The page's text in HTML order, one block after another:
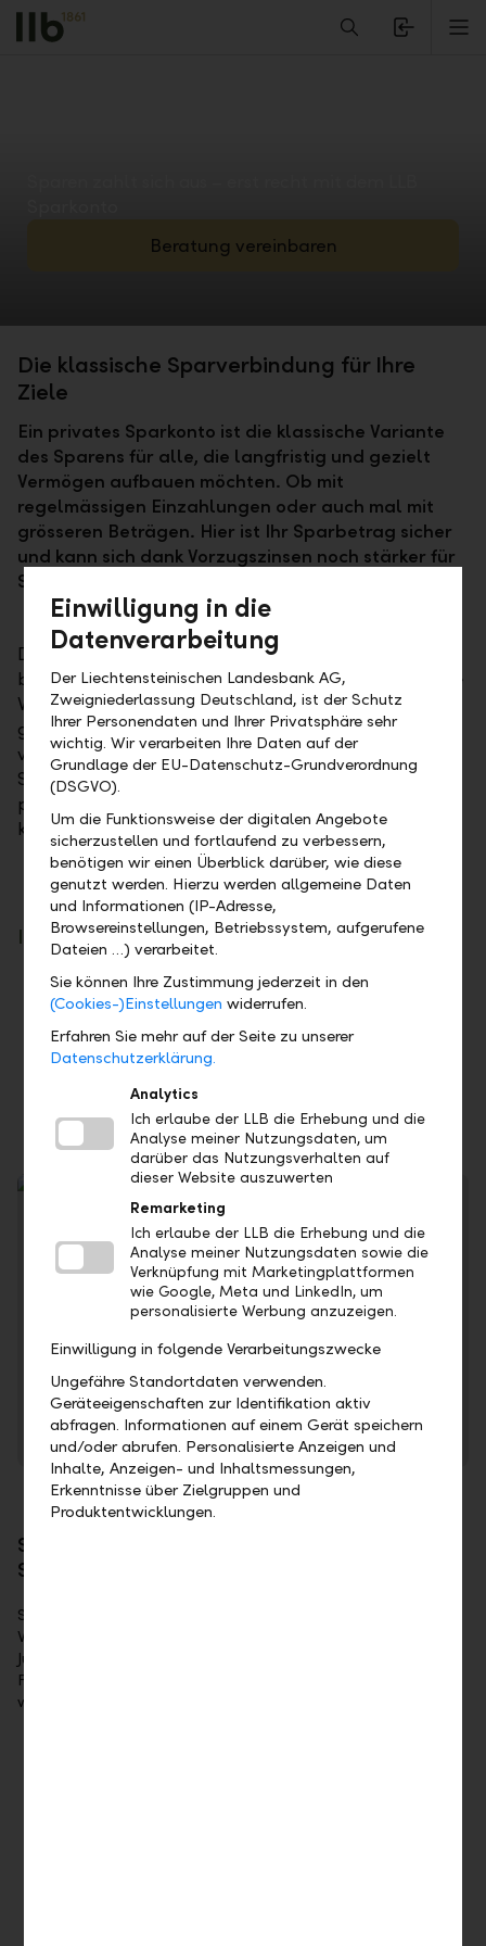
Alerts.Headline
Beratung vereinbaren
Die klassische Sparverbindung für Ihre
Ziele
Ein privates Sparkonto ist die klassische Variante
des Sparens für alle, die langfristig und gezielt
Vermögen aufbauen möchten. Ob mit
regelmässigen Einzahlungen oder auch mal mit
grösseren Beträgen. Hier ist Ihr Sparbetrag sicher
und kann sich dank Vorzugszinsen noch stärker für
Sie auszahlen.
Das Sparkonto eignet sich für Privatpersonen und
bildet die Basis für eine zinstragende und langfristige
Vermögensbildung. So lassen sich Träume erfüllen,
grössere Anschaffungen finanzieren oder fürs Alter
vorsorgen. Das gilt vor allem für das regelmässige
Sparen. Als ideale Ergänzung zu Ihrem Privatkonto
profitieren Sie von einer höheren Verzinsung und
kostenloser Kontoführung.
Ihre Vorteile
Höhere Verzinsung als beim Privatkonto und
noch attraktivere Verzinsung in Verbindung
mit LLB Daily
Günstig: Kostenlose Kontoführung
Transparent: Jährlicher Kontoauszug
Informieren Sie sich über die aktuellen Sollzinsen für nicht
eingeräumte Kontoüberziehungen.
Zu den Konditionen
Sparen schafft Möglichkeiten und bietet
Sicherheit
Sparen hilft Wünsche zu erfüllen oder aktiv die eigene
Vorsorge auszubauen. Das gilt auch für heranwachsende
Jugendliche, die mit einem eigenen Konto lernen, mit ihren
Finanzen verantwortlich umzugehen. Informieren Sie sich
weiter zu unseren Alternativen zum Sparkonto.
Einwilligung in die
Datenverarbeitung
Der Liechtensteinischen Landesbank AG,
Zweigniederlassung Deutschland, ist der Schutz
Ihrer Personendaten und Ihrer Privatsphäre sehr
wichtig. Wir verarbeiten Ihre Daten auf der
Grundlage der EU-Datenschutz-Grundverordnung
(DSGVO).
Um die Funktionsweise der digitalen Angebote
sicherzustellen und fortlaufend zu verbessern,
benötigen wir einen Überblick darüber, wie diese
genutzt werden. Hierzu werden allgemeine Daten
und Informationen (IP-Adresse,
Browsereinstellungen, Betriebssystem, aufgerufene
Dateien …) verarbeitet.
Sie können Ihre Zustimmung jederzeit in den
(Cookies-)Einstellungen widerrufen.
Erfahren Sie mehr auf der Seite zu unserer
Datenschutzerklärung.
Analytics
Ich erlaube der LLB die Erhebung und die
Analyse meiner Nutzungsdaten, um
darüber das Nutzungsverhalten auf
dieser Website auszuwerten
Remarketing
Ich erlaube der LLB die Erhebung und die
Analyse meiner Nutzungsdaten sowie die
Verknüpfung mit Marketingplattformen
wie Google, Meta und LinkedIn, um
personalisierte Werbung anzuzeigen.
Einwilligung in folgende Verarbeitungszwecke
Ungefähre Standortdaten verwenden.
Geräteeigenschaften zur Identifikation aktiv
abfragen. Informationen auf einem Gerät speichern
und/oder abrufen. Personalisierte Anzeigen und
Inhalte, Anzeigen- und Inhaltsmessungen,
Erkenntnisse über Zielgruppen und
Produktentwicklungen.